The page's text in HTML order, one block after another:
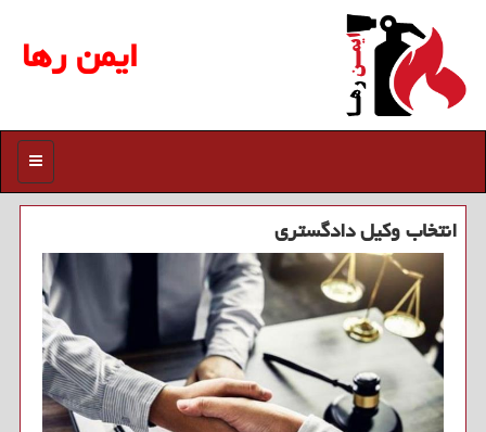
ایمن رها
منو
انتخاب وكیل دادگستری